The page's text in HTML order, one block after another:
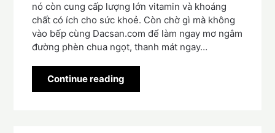
nó còn cung cấp lượng lớn vitamin và khoáng
chất có ích cho sức khoẻ. Còn chờ gì mà không
vào bếp cùng Dacsan.com để làm ngay mơ ngâm
đường phèn chua ngọt, thanh mát ngay…
Continue reading